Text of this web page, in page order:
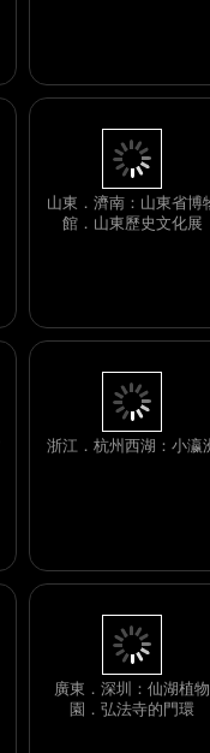
山東．濟南：山東省博物
廣東．深圳：仙湖植物